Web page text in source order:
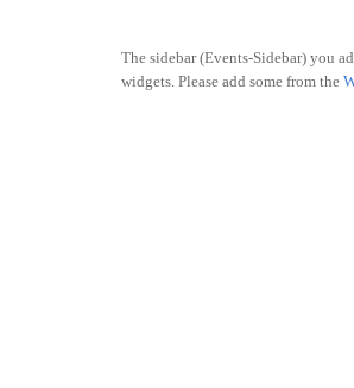
The sidebar (Events-Sidebar) you
widgets. Please add some from the